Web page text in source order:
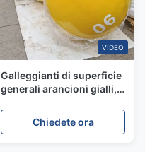
VIDEO
Galleggianti di superficie
generali arancioni gialli,
resistente alla corrosione
Chiedete ora